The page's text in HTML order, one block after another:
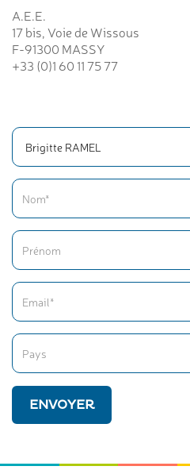
A.E.E.
17 bis, Voie de Wissous
F-91300 MASSY
+33 (0)1 60 11 75 77